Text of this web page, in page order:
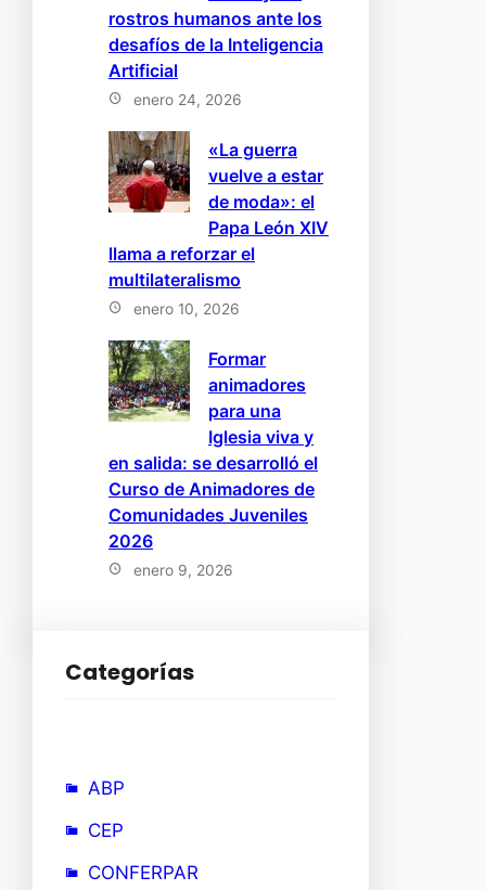
rostros humanos ante los
desafíos de la Inteligencia
Artificial
enero 24, 2026
«La guerra
vuelve a estar
de moda»: el
Papa León XIV
llama a reforzar el
multilateralismo
enero 10, 2026
Formar
animadores
para una
Iglesia viva y
en salida: se desarrolló el
Curso de Animadores de
Comunidades Juveniles
2026
enero 9, 2026
Categorías
ABP
CEP
CONFERPAR